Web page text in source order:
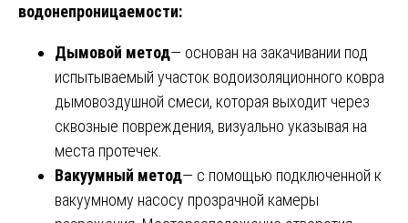
водонепроницаемости:
Дымовой метод— основан на закачивании под
испытываемый участок водоизоляционного ковра
дымовоздушной смеси, которая выходит через
сквозные повреждения, визуально указывая на
места протечек.
Вакуумный метод— с помощью подключенной к
вакуумному насосу прозрачной камеры